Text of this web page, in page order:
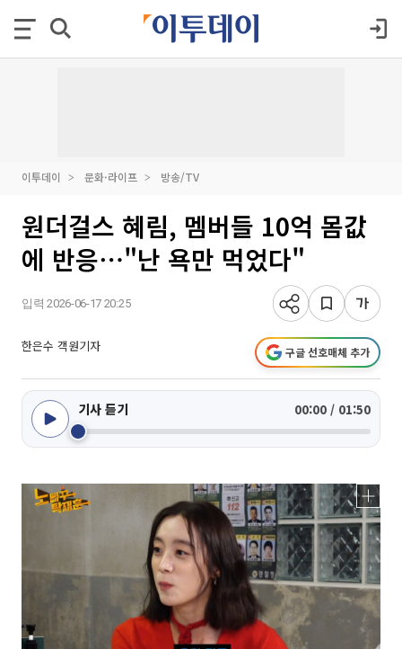
이투데이 문화·라이프 방송/TV
원더걸스 혜림, 멤버들 10억 몸값
에 반응⋯"난 욕만 먹었다"
입력 2026-06-17 20:25
한은수 객원기자 구글 선호매체 추가
기사 듣기 00:00 / 01:50